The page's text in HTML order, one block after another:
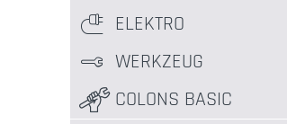
ELEKTRO
WERKZEUG
COLONS BASIC